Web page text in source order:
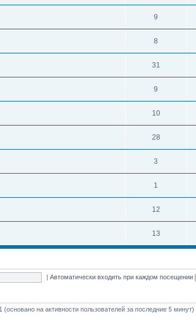
9
8
31
9
10
28
3
1
12
13
|Автоматически входить при каждом посещении
(основано на активности пользователей за последние 5 минут)